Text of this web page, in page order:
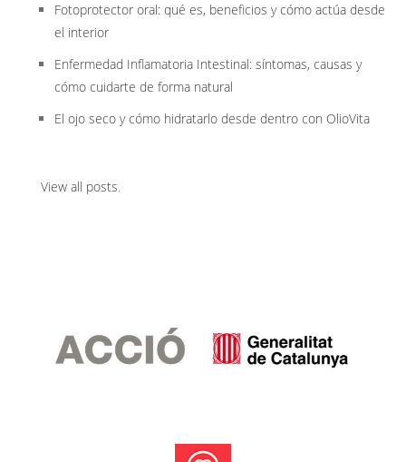
Fotoprotector oral: qué es, beneficios y cómo actúa desde
el interior
Enfermedad Inflamatoria Intestinal: síntomas, causas y
cómo cuidarte de forma natural
El ojo seco y cómo hidratarlo desde dentro con OlioVita
View all posts.